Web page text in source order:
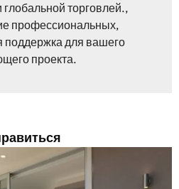
торговлей.,
профессиональных,
поддержка для вашего
проекта.